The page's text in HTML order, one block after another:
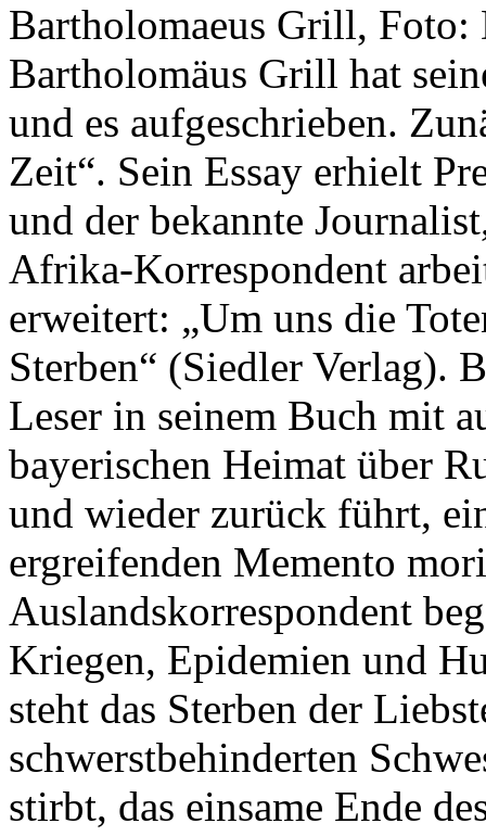
Bartholomaeus Grill,
Bartholomäus Grill hat
und es aufgeschrieben.
Zeit“. Sein Essay erhielt
und der bekannte
Afrika-Korrespondent
erweitert: „Um uns die
Sterben“ (Siedler Verlag).
Leser in seinem Buch mit
bayerischen Heimat über
und wieder zurück führt,
ergreifenden Memento
Auslandskorrespondent
Kriegen, Epidemien und
steht das Sterben der
schwerstbehinderten
stirbt, das einsame Ende